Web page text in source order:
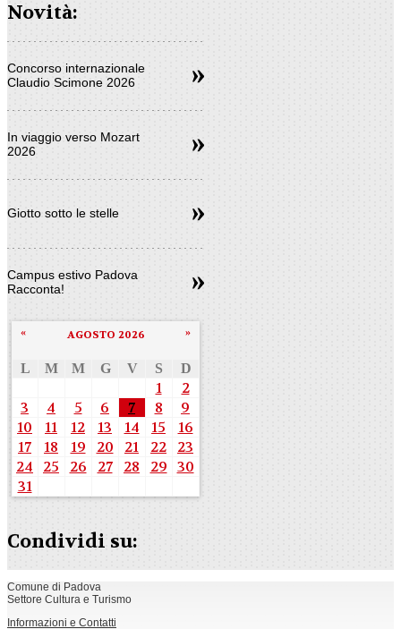
Novità:
Concorso internazionale
Claudio Scimone 2026
In viaggio verso Mozart
2026
Giotto sotto le stelle
Campus estivo Padova
Racconta!
AGOSTO 2026
« »
L M M G V S D
1
2
3
4 5 6 7 8
9
10
11 12 13 14 15
16
17
18 19 20 21 22
23
24
25 26 27 28 29 30
31
Condividi su:
Comune di Padova
Settore Cultura e Turismo
Informazioni e Contatti